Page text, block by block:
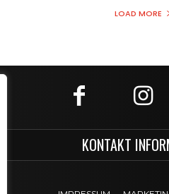
LOAD MORE
KONTAKT